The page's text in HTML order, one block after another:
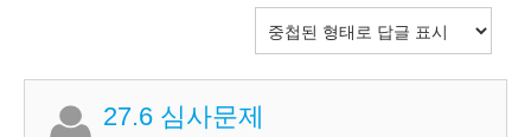
27.6 심사문제